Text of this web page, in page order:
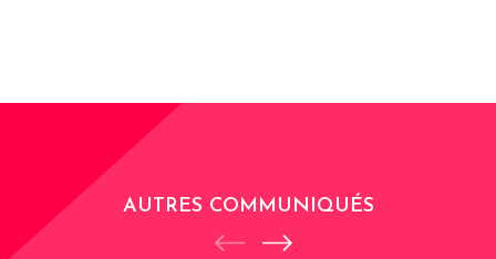
AUTRES COMMUNIQUÉS